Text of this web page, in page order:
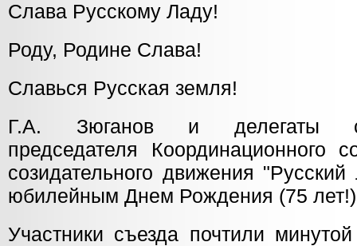
Слава Русскому Ладу!
Роду, Родине Слава!
Славься Русская земля!
Г.А. Зюганов и делегаты
председателя Координационного
созидательного движения
юбилейным Днем Рождения (75
Участники съезда почтили